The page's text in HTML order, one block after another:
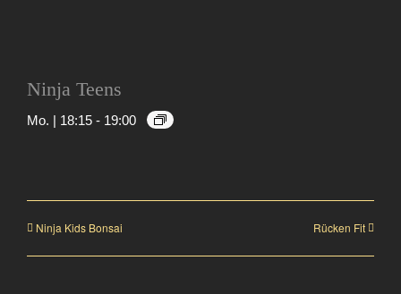
Ninja Teens
Mo. | 18:15 - 19:00
Ninja Kids Bonsai Rücken Fit